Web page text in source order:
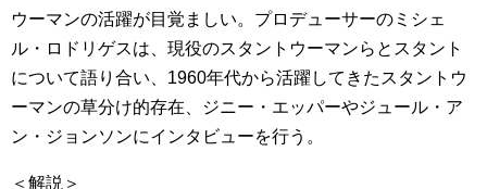
ウーマンの活躍が目覚ましい。プロデューサーのミシェ
ル・ロドリゲスは、現役のスタントウーマンらとスタント
について語り合い、1960年代から活躍してきたスタントウ
ーマンの草分け的存在、ジニー・エッパーやジュール・ア
ン・ジョンソンにインタビューを行う。
＜解説＞